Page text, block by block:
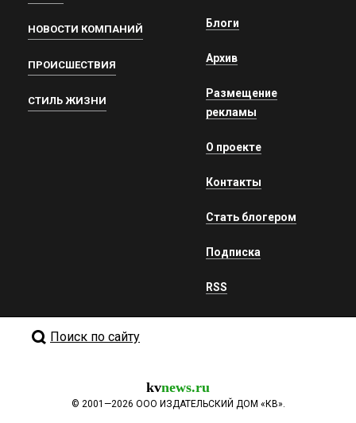
НОВОСТИ КОМПАНИЙ
ПРОИСШЕСТВИЯ
СТИЛЬ ЖИЗНИ
Блоги
Архив
Размещение
рекламы
О проекте
Контакты
Стать блогером
Подписка
RSS
Поиск по сайту
kvnews.ru
© 2001—2026 ООО ИЗДАТЕЛЬСКИЙ ДОМ «КВ».